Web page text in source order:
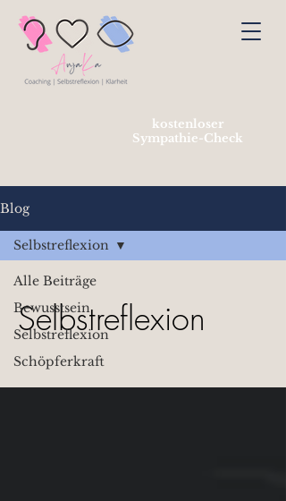
kostenloser
Sympathie-Check
Blog
Alle Beiträge
Bewusstsein
Selbstreflexion
Schöpferkraft
Selbstreflexion
Selbstreflexion